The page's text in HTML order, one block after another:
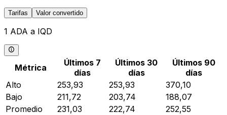
Tarifas Valor convertido
1 ADA a IQD
Métrica
Últimos 7
días
Últimos 30
días
Últimos 90
días
Alto
253,93 253,93
370,10
Bajo
211,72 203,74
188,07
Promedio
231,03 222,74
252,55